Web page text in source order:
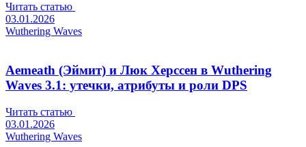
Читать статью
03.01.2026
Wuthering Waves
Aemeath (Эймит) и Люк Херссен в Wuthering
Waves 3.1: утечки, атрибуты и роли DPS
Читать статью
03.01.2026
Wuthering Waves